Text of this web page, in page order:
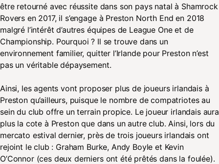
être retourné avec réussite dans son pays natal à Shamrock
Rovers en 2017, il s’engage à Preston North End en 2018
malgré l’intérêt d’autres équipes de League One et de
Championship. Pourquoi ? Il se trouve dans un
environnement familier, quitter l’Irlande pour Preston n’est
pas un véritable dépaysement.
Ainsi, les agents vont proposer plus de joueurs irlandais à
Preston qu’ailleurs, puisque le nombre de compatriotes au
sein du club offre un terrain propice. Le joueur irlandais aura
plus la cote à Preston que dans un autre club. Ainsi, lors du
mercato estival dernier, près de trois joueurs irlandais ont
rejoint le club : Graham Burke, Andy Boyle et Kevin
O’Connor (ces deux derniers ont été prêtés dans la foulée).